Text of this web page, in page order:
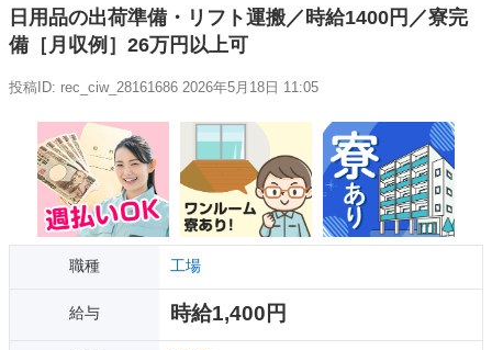
日用品の出荷準備・リフト運搬／時給1400円／寮完
備［月収例］26万円以上可
投稿ID: rec_ciw_28161686 2026年5月18日 11:05
職種 工場
給与 時給1,400円